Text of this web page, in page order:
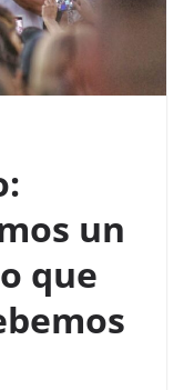
un
que